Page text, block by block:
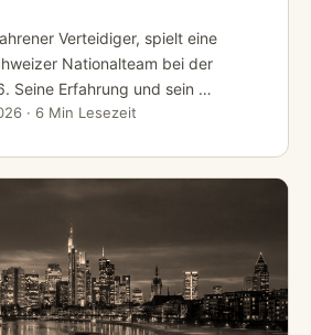
Verteidiger, spielt eine
Nationalteam bei der
Seine Erfahrung und sein …
· 6 Min Lesezeit